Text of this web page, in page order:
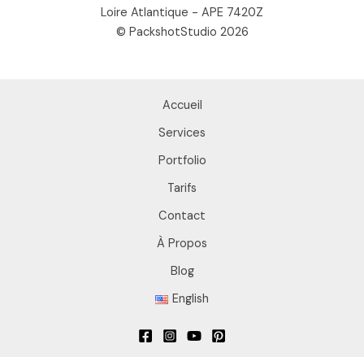
Loire Atlantique - APE 7420Z
© PackshotStudio 2026
Accueil
Services
Portfolio
Tarifs
Contact
À Propos
Blog
English